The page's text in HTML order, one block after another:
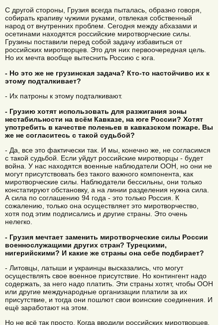
С другой стороны, Грузия всегда пыталась, образно говоря,
собирать крапиву чужими руками, отвлекая собственный
народ от внутренних проблем. Сегодня между абхазами и
осетинами находятся российские миротворческие силы.
Грузины поставили перед собой задачу избавиться от
российских миротворцев. Это для них первоочередная цель.
Но их мечта вообще вытеснить Россию с юга.
- Но это же не грузинская задача? Кто-то настойчиво их к
этому подталкивает?
- Их патроны к этому подталкивают.
- Грузию хотят использовать для разжигания зоны
нестабильности на всём Кавказе, на юге России? Хотят
употребить в качестве поленьев в кавказском пожаре. Вы
же не согласитесь с такой судьбой?
- Да, все это фактически так. И мы, конечно же, не согласимся
с такой судьбой. Если уйдут российские миротворцы - будет
война. У нас находятся военные наблюдатели ООН, но они не
могут присутствовать без такого важного компонента, как
миротворческие силы. Наблюдатели бессильны, они только
констатируют обстановку, а на линии разделения нужна сила.
А сила по соглашению 94 года - это только Россия. К
сожалению, только она осуществляет это миротворчество,
хотя под этим подписались и другие страны. Это очень
нелегко.
- Грузия мечтает заменить миротворческие силы России
военнослужащими других стран? Турецкими,
нигерийскими? И какие же страны она себе подбирает?
- Литовцы, латыши и украинцы высказались, что могут
осуществлять свое военное присутствие. Но контингент надо
содержать, за него надо платить. Эти страны хотят, чтобы ООН
или другие международные организации платили за их
присутствие, и тогда они пошлют свои воинские соединения. И
ещё заработают на этом.
Но не всё так просто. Когда вводили российских миротворцев,